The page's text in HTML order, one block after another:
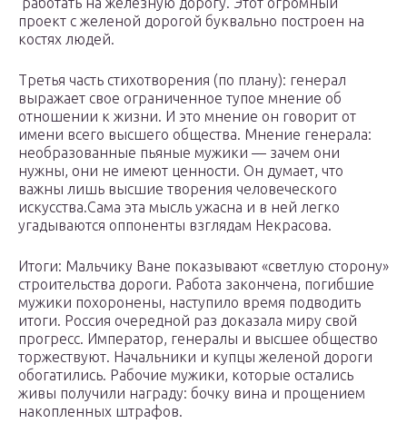
проект с желеной дорогой буквально построен на
костях людей.
Третья часть стихотворения (по плану): генерал
выражает свое ограниченное тупое мнение об
отношении к жизни. И это мнение он говорит от
имени всего высшего общества. Мнение генерала:
необразованные пьяные мужики — зачем они
нужны, они не имеют ценности. Он думает, что
важны лишь высшие творения человеческого
искусства.Сама эта мысль ужасна и в ней легко
угадываются оппоненты взглядам Некрасова.
Итоги: Мальчику Ване показывают «светлую сторону»
строительства дороги. Работа закончена, погибшие
мужики похоронены, наступило время подводить
итоги. Россия очередной раз доказала миру свой
прогресс. Император, генералы и высшее общество
торжествуют. Начальники и купцы желеной дороги
обогатились. Рабочие мужики, которые остались
живы получили награду: бочку вина и прощением
накопленных штрафов.